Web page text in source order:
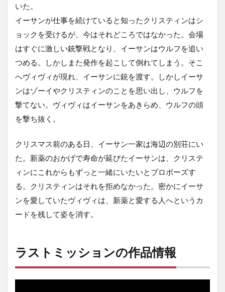
いた。
イーサンが仕事を続けていると知ったクリスティンはシ
ョックを受けるが、今はそれどころではなかった。会場
はすぐに激しい銃撃戦となり、イーサンはウルフを追い
つめる。しかしまた発作を起こして倒れてしまう。そこ
へヴィヴィが現れ、イーサンに銃を渡す。しかしイーサ
ンはゾーイやクリスティンのことを思い出し、ウルフを
撃てない。ヴィヴィはイーサンをあきらめ、ウルフの頭
を撃ち抜く。
クリスマス前のある日、イーサン一家は海辺の別荘にい
た。新薬のおかげで寿命が延びたイーサンは、クリステ
ィンにこれからもずっと一緒にいたいとプロポーズす
る。クリスティンはそれを拒めなかった。密かにイーサ
ンを愛していたヴィヴィは、新薬と愛する人へというカ
ードを残して姿を消す。
ラストミッションの作品情報